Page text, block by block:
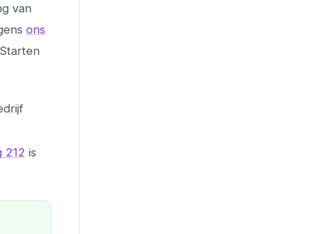
van
ons
212 is